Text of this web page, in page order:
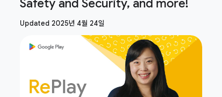
Safety and Security, and more!
Updated 2025년 4월 24일